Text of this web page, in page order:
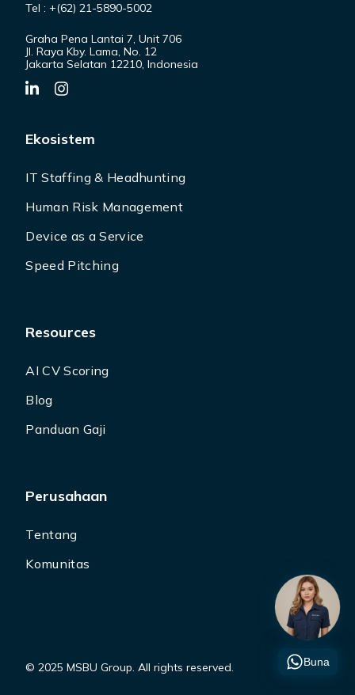
Tel : +(62) 21-5890-5002
Graha Pena Lantai 7, Unit 706
Jl. Raya Kby. Lama, No. 12
Jakarta Selatan 12210, Indonesia
Ekosistem
IT Staffing & Headhunting
Human Risk Management
Device as a Service
Speed Pitching
Resources
AI CV Scoring
Blog
Panduan Gaji
Perusahaan
Tentang
Komunitas
© 2025 MSBU Group. All rights reserved. Buna